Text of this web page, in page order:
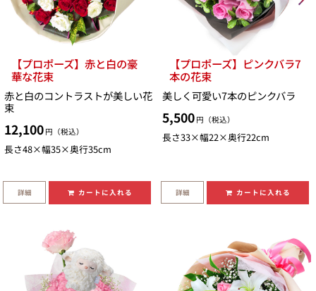
【プロポーズ】赤と白の豪
華な花束
赤と白のコントラストが美しい花
束
12,100 円（税込）
長さ48×幅35×奥行35cm
詳細 カートに入れる
【プロポーズ】ピンクバラ7
本の花束
美しく可愛い7本のピンクバラ
5,500 円（税込）
長さ33×幅22×奥行22cm
詳細 カートに入れる